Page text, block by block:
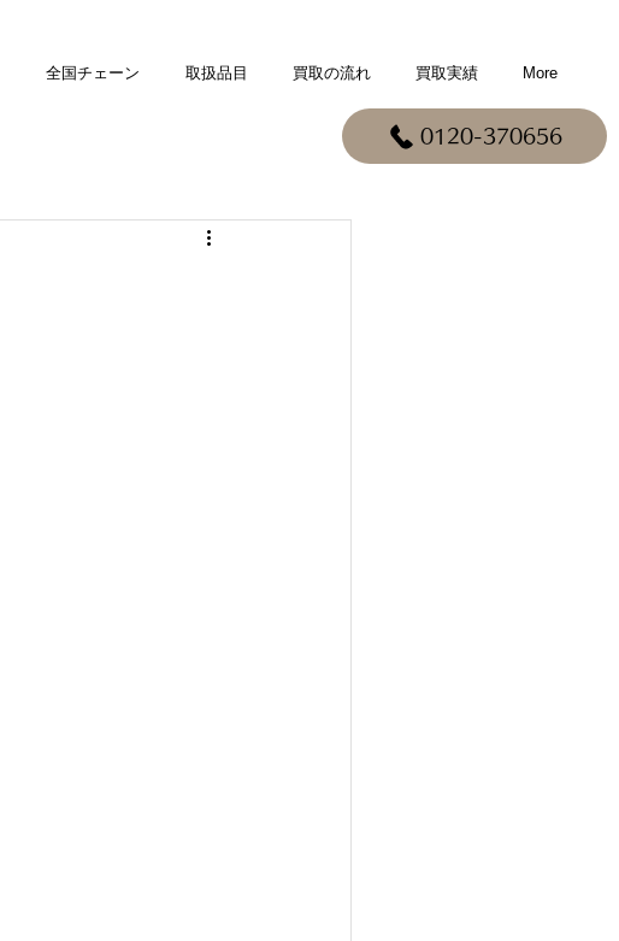
0120-370656
全国チェーン 取扱品目 買取の流れ 買取実績 More